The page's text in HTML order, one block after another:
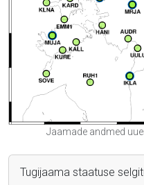
Jaamade andmed
Tugijaama staatuse